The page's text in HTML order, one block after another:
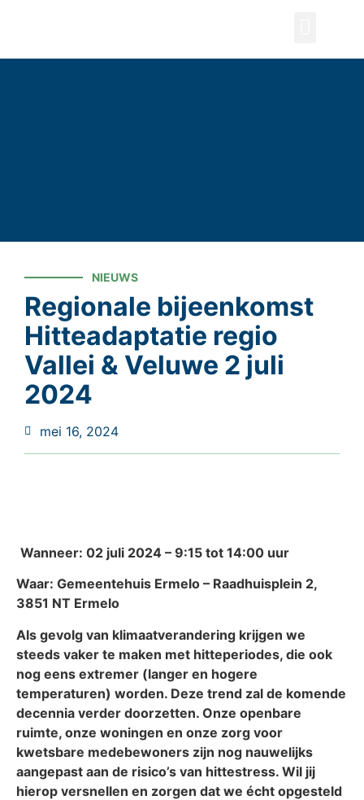
NIEUWS
Regionale bijeenkomst
Hitteadaptatie regio
Vallei & Veluwe 2 juli
2024
mei 16, 2024
Wanneer: 02 juli 2024 – 9:15 tot 14:00 uur
Waar: Gemeentehuis Ermelo – Raadhuisplein 2,
3851 NT Ermelo
Als gevolg van klimaatverandering krijgen we
steeds vaker te maken met hitteperiodes, die ook
nog eens extremer (langer en hogere
temperaturen) worden. Deze trend zal de komende
decennia verder doorzetten. Onze openbare
ruimte, onze woningen en onze zorg voor
kwetsbare medebewoners zijn nog nauwelijks
aangepast aan de risico’s van hittestress. Wil jij
hierop versnellen en zorgen dat we écht opgesteld